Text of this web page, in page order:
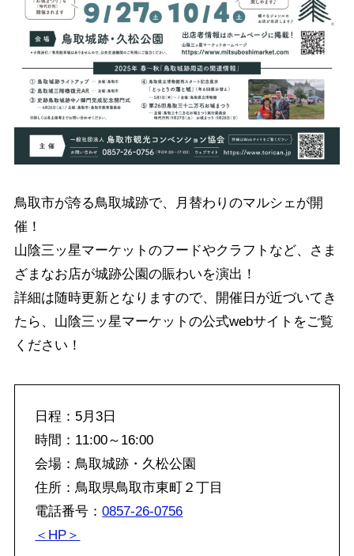
鳥取市が誇る鳥取城跡で、月替わりのマルシェが開
催！
山陰三ッ星マーケットのフードやクラフトなど、さま
ざまなお店が城跡公園の賑わいを演出！
詳細は随時更新となりますので、開催日が近づいてき
たら、山陰三ッ星マーケットの公式webサイトをご覧
ください！
日程：5月3日
時間：11:00～16:00
会場：鳥取城跡・久松公園
住所：鳥取県鳥取市東町２丁目
電話番号：0857-26-0756
＜HP＞